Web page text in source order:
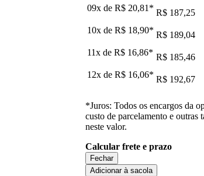
09x de R$ 20,81 * R$ 187,25
10x de R$ 18,90* R$ 189,04
11x de R$ 16,86* R$ 185,46
12x de R$ 16,06* R$ 192,67
*Juros: Todos os encargos da
custo de parcelamento e outras
neste valor.
Calcular frete e prazo
Fechar
Adicionar à sacola